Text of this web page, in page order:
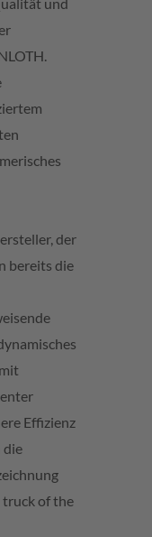
und
der
bereits die
Effizienz
die
truck of the